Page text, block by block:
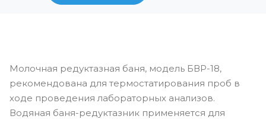
Молочная редуктазная баня, модель БВР-18,
рекомендована для термостатирования проб в
ходе проведения лабораторных анализов.
Водяная баня-редуктазник применяется для